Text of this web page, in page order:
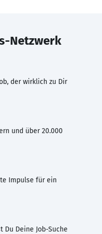
Netzwerk
der wirklich zu Dir
und über 20.000
Impulse für ein
Deine Job-Suche